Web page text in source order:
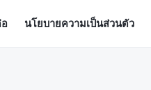
นโยบายความเป็นส่วนตัว